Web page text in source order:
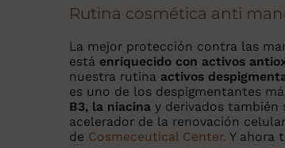
Rutina cosmética anti
La mejor protección contra las
está enriquecido con activos
nuestra rutina activos
es uno de los despigmentantes
B3, la niacina y derivados también
acelerador de la renovación
de Cosmeceutical Center. Y ahora